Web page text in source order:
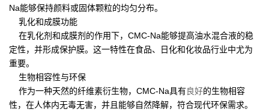
Na能够保持颜料或固体颗粒的均匀分布。
乳化和成膜功能
在乳化剂和成膜剂的作用下，CMC-Na能够提高油水混合液的稳
定性，并形成保护膜。这一特性在食品、日化和化妆品行业中尤为
重要。
生物相容性与环保
作为一种天然的纤维素衍生物，CMC-Na具有良好的生物相容
性，在人体内无毒无害，并且能够自然降解，符合现代环保需求。